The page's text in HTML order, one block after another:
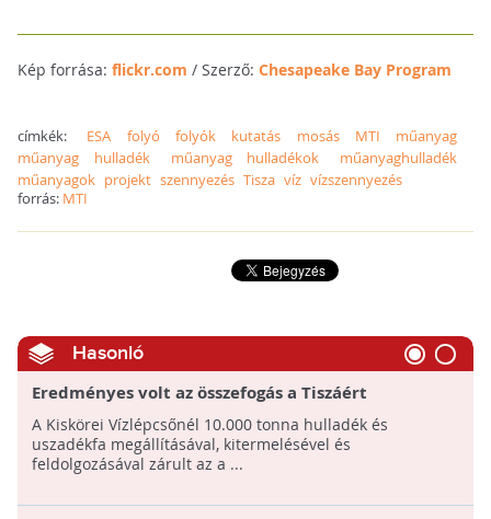
Kép forrása: flickr.com / Szerző: Chesapeake Bay Program
címkék: ESA folyó folyók kutatás mosás MTI
műanyag
műanyag hulladék
műanyag hulladékok
műanyaghulladék
műanyagok projekt szennyezés Tisza víz vízszennyezés
forrás: MTI
Hasonló
Eredményes volt az összefogás a Tiszáért
A Kiskörei Vízlépcsőnél 10.000 tonna hulladék és
uszadékfa megállításával, kitermelésével és
feldolgozásával zárult az a ...